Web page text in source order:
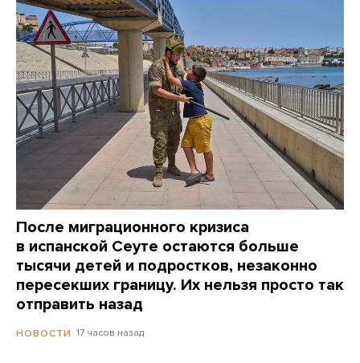
После миграционного кризиса
в испанской Сеуте остаются больше
тысячи детей и подростков, незаконно
пересекших границу. Их нельзя просто так
отправить назад
НОВОСТИ 17 часов назад